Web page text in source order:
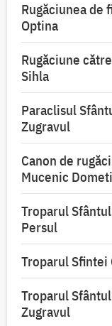
Rugăciunea de
Optina
Rugăciune
Sihla
Paraclisul
Zugravul
Canon de
Mucenic
Troparul
Persul
Troparul Sfintei
Troparul
Zugravul